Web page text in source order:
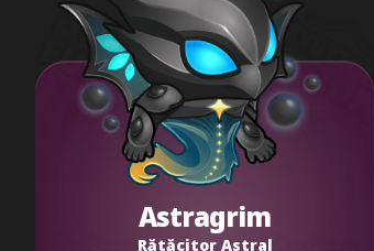
Astragrim
Rătăcitor Astral